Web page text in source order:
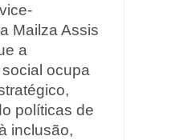
Mailza Assis
a
ocupa
políticas de
inclusão,